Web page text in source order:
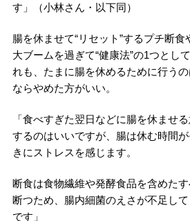
す」（小林さん・以下同）
腸を休ませて“リセット”するプチ断
大ブームを過ぎて“健康法”の1つとし
れも、たまに腸を休めるために行う
ならやめた方がいい。
「食べすぎた翌日などに腸を休ませ
するのはいいですが、腸は休む時間
きにストレスを感じます。
断食は食物繊維や発酵食品を含めた
断つため、腸内細菌のえさが不足し
です」